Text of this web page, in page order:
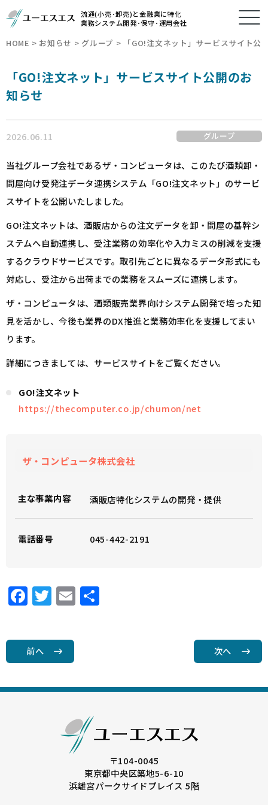
流通(小売･卸売)と金融業に特化
業務システム開発･保守･運用会社
HOME > お知らせ > グループ > 「GO!注文ネット」サービスサイト公
「GO!注文ネット」サービスサイト公開のお
知らせ
2026.06.11 グループ
当社グループ会社であるザ・コンピュータは、このたび酒類卸・
問屋向け受発注データ連携システム「GO!注文ネット」のサービ
スサイトを公開いたしました。
GO!注文ネットは、酒販店からの注文データを卸・問屋の基幹シ
ステムへ自動連携し、受注業務の効率化や入力ミスの削減を支援
するクラウドサービスです。取引先ごとに異なるデータ形式にも
対応し、受注から出荷までの業務をスムーズに連携します。
ザ・コンピュータは、酒類販売業界向けシステム開発で培った知
見を活かし、今後も業界のDX推進と業務効率化を支援してまい
ります。
詳細につきましては、サービスサイトをご覧ください。
GO!注文ネット
https://thecomputer.co.jp/chumon/net
ザ・コンピュータ株式会社
主な事業内容 酒販店特化システムの開発・提供
電話番号 045-442-2191
F
a
c
e
b
o
T
w
it
t
e
r
E
m
前へ 次へ
〒104-0045
東京都中央区築地5-6-10
浜離宮パークサイドプレイス 5階